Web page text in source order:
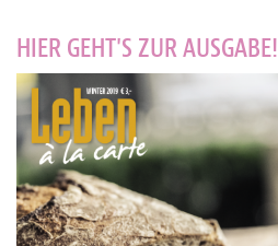
HIER GEHT'S ZUR AUSGABE!